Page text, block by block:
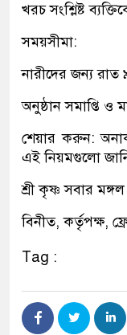
খরচ সংশ্লিষ্ট
সময়সীমা:
নারীদের জন্য রাত
অনুষ্ঠান সমাপ্তি ও
শেয়ার করুন:
এই নিয়মগুলো
শ্রী কৃষ্ণ সবার
বিনীত, কর্তৃপক্ষ,
Tag :